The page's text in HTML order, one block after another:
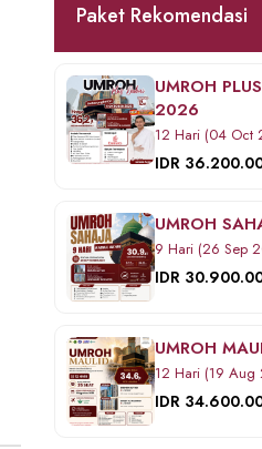
Paket Rekomendasi
UMROH
2026
12 Hari (04 Oct
IDR
UMROH
9 Hari (26 Sep
IDR
UMROH
12 Hari (19 Aug
IDR